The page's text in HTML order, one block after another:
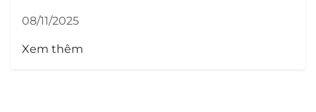
08/11/2025
Xem thêm